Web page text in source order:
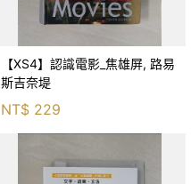
【XS4】認識電影_焦雄屏, 路易
斯吉奈堤
NT$ 229